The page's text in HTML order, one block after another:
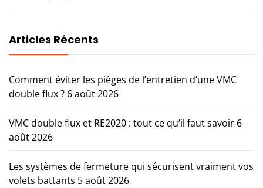
Articles Récents
Comment éviter les pièges de l’entretien d’une VMC
double flux ? 6 août 2026
VMC double flux et RE2020 : tout ce qu’il faut savoir 6
août 2026
Les systèmes de fermeture qui sécurisent vraiment vos
volets battants 5 août 2026